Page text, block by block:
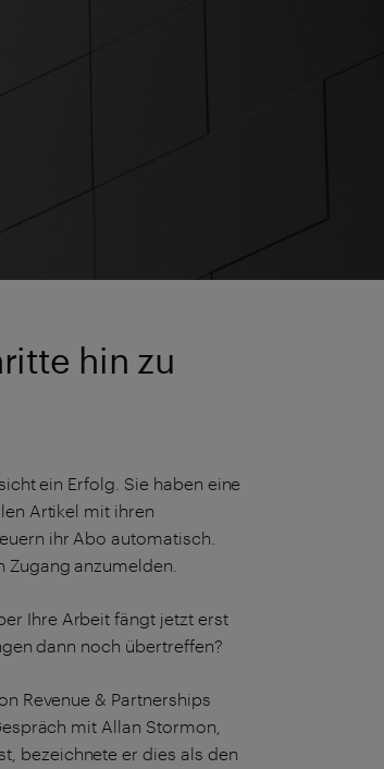
hin zu
ein Erfolg. Sie haben eine
Artikel mit ihren
ihr Abo automatisch.
anzumelden.
Ihre Arbeit fängt jetzt erst
dann noch übertreffen?
Revenue & Partnerships
mit Allan Stormon,
bezeichnete er dies als den